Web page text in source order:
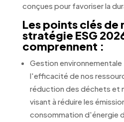
conçues pour favoriser la
Les points clés de
stratégie ESG
comprennent :
Gestion environnementale
l'efficacité de nos
réduction des déchets et
visant à réduire les
consommation d'énergie